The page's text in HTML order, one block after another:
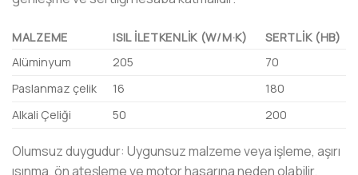
MALZEME ISIL İLETKENLIK (W/M·K)
SERTLIK (HB)
Alüminyum
205
70
Paslanmaz çelik
16
180
Alkali Çeliği
50 200
Olumsuz duygudur: Uygunsuz malzeme veya işleme, aşırı
ısınma, ön ateşleme ve motor hasarına neden olabilir.